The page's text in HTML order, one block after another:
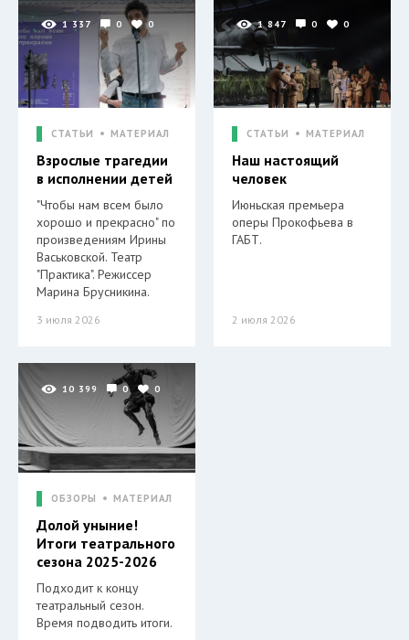
1 337 0 0
СТАТЬИ МАТЕРИАЛ
Взрослые трагедии
в исполнении детей
"Чтобы нам всем было
хорошо и прекрасно" по
произведениям Ирины
Васьковской. Театр
"Практика". Режиссер
Марина Брусникина.
3 июля 2026
1 847 0 0
СТАТЬИ МАТЕРИАЛ
Наш настоящий
человек
Июньская премьера
оперы Прокофьева в
ГАБТ.
2 июля 2026
10 399 0 0
ОБЗОРЫ МАТЕРИАЛ
Долой уныние!
Итоги театрального
сезона 2025-2026
Подходит к концу
театральный сезон.
Время подводить итоги.